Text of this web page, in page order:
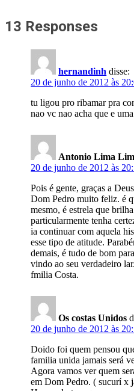
13 Responses
hernandinh disse:
20 de junho de 2012 às
tu ligou pro ribamar pra
nao vc nao acha que e
Antonio Lima
20 de junho de 2012 às
Pois é gente, graças a
Dom Pedro muito feliz. é
mesmo, é estrela que
particularmente tenha
ia continuar com aquela
esse tipo de atitude.
demais, é tudo de bom
vindo ao seu verdadeiro
fmilia Costa.
Os costas Unidos
20 de junho de 2012 às
Doido foi quem pensou
familia unida jamais será
Agora vamos ver quem
em Dom Pedro. ( sucurí x